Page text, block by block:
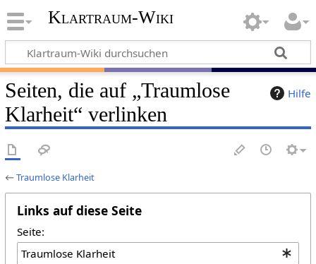
Klartraum-Wiki
Hilfe
Seiten, die auf „Traumlose
Klarheit“ verlinken
←Traumlose Klarheit
Links auf diese Seite
Seite: